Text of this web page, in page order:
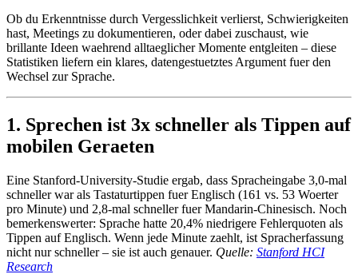
Ob du Erkenntnisse durch Vergesslichkeit verlierst, Schwierigkeiten
hast, Meetings zu dokumentieren, oder dabei zuschaust, wie
brillante Ideen waehrend alltaeglicher Momente entgleiten – diese
Statistiken liefern ein klares, datengestuetztes Argument fuer den
Wechsel zur Sprache.
1. Sprechen ist 3x schneller als Tippen auf
mobilen Geraeten
Eine Stanford-University-Studie ergab, dass Spracheingabe 3,0-mal
schneller war als Tastaturtippen fuer Englisch (161 vs. 53 Woerter
pro Minute) und 2,8-mal schneller fuer Mandarin-Chinesisch. Noch
bemerkenswerter: Sprache hatte 20,4% niedrigere Fehlerquoten als
Tippen auf Englisch. Wenn jede Minute zaehlt, ist Spracherfassung
nicht nur schneller – sie ist auch genauer. Quelle: Stanford HCI
Research